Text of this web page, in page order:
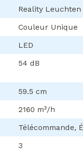
Reality Leuchten
Couleur Unique
LED
54 dB
59.5 cm
2160 m³/h
Télécommande,
3